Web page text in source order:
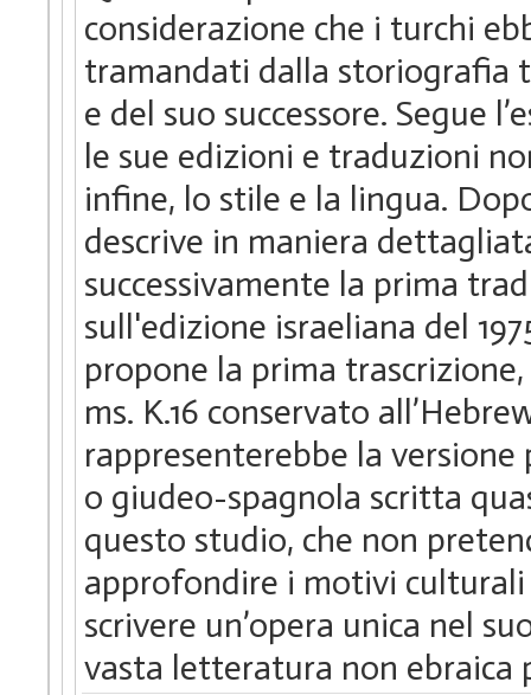
considerazione che i turchi
tramandati dalla storiografia
e del suo successore. Segue
le sue edizioni e traduzioni
infine, lo stile e la lingua.
descrive in maniera
successivamente la prima
sull'edizione israeliana del
propone la prima
ms. K.16 conservato
rappresenterebbe la versione
o giudeo-spagnola scritta
questo studio, che non
approfondire i motivi culturali
scrivere un’opera unica nel
vasta letteratura non ebraica